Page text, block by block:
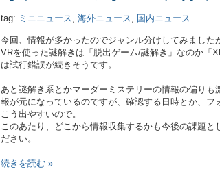
tag: ミニニュース 海外ニュース 国内ニュース
今回、情報が多かったのでジャンル分けしてみまし
VRを使った謎解きは「脱出ゲーム/謎解き」なのか「
は試行錯誤が続きそうです。
あと謎解き系とかマーダーミステリーの情報の偏り
報が元になっているのですが、確認する日時とか、フ
こう出やすいので。
このあたり、どこから情報収集するかも今後の課題と
ださい。
続きを読む »